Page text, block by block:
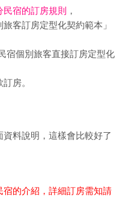
宿的訂房規則
，
客訂房定型化契約範本」
宿個別旅客直接訂房定型化
房。
料說明，這樣會比較好了
宿的介紹，詳細訂房需知請